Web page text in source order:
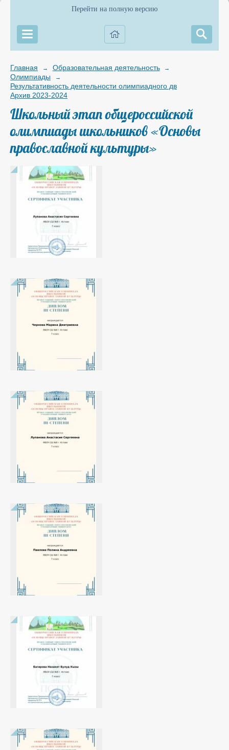
Перейти на полную версию
Главная → Образовательная деятельность →
Олимпиады →
Результативность деятельности олимпиадного движения
Архив 2023-2024
Школьный этап общероссийской
олимпиады школьников «Основы
православной культуры»